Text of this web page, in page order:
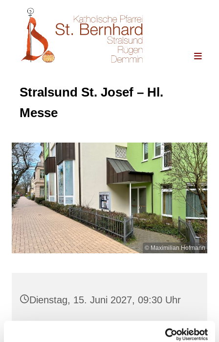
Stralsund St. Josef – Hl.
Messe
© Maximilian Hofmann
Dienstag, 15. Juni 2027, 09:30 Uhr
St. Josef, Stralsund, Jungfernstieg